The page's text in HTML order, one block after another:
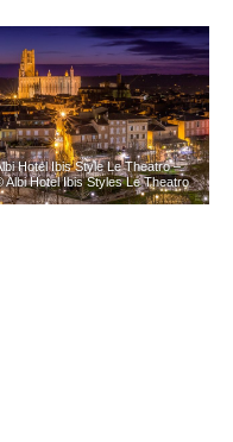
Hotel Ibis Style Le Theatro –
Albi Hotel Ibis Styles Le Theatro